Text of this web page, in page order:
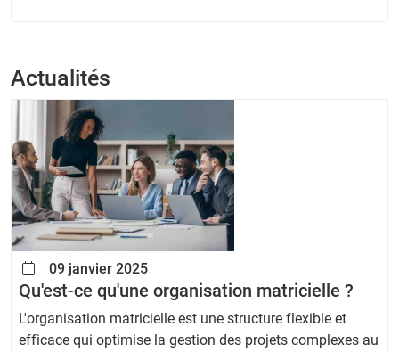
Actualités
09 janvier 2025
Qu'est-ce qu'une organisation matricielle ?
L'organisation matricielle est une structure flexible et
efficace qui optimise la gestion des projets complexes au